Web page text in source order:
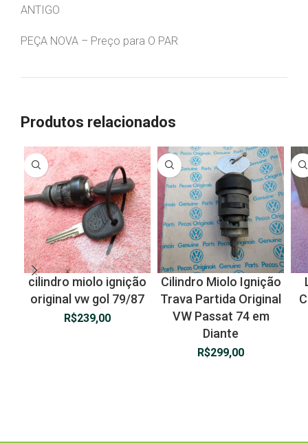
ANTIGO
PEÇA NOVA – Preço para O PAR
Produtos relacionados
cilindro miolo ignição
original vw gol 79/87
R$239,00
Cilindro Miolo Ignição
Trava Partida Original
VW Passat 74 em
Diante
R$299,00